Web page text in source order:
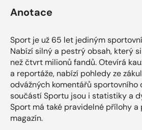
Anotace
Sport je už 65 let jediným
Nabízí silný a pestrý obsah, který
než čtvrt milionů fandů. Otevírá
a reportáže, nabízí pohledy ze
odvážných komentářů sportovního
součástí Sportu jsou i statistiky a
Sport má také pravidelné přílohy a
magazín.